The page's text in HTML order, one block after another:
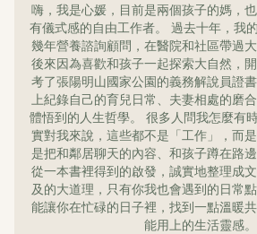
嗨，我是心媛，目前是兩個孩子的媽，
有儀式感的自由工作者。 過去十年，我
幾年營養諮詢顧問，在醫院和社區帶過
後來因為喜歡和孩子一起探索大自然，
考了張陽明山國家公園的義務解說員證
上紀錄自己的育兒日常、夫妻相處的磨
體悟到的人生哲學。 很多人問我怎麼有
實對我來說，這些都不是「工作」，而
是把和鄰居聊天的內容、和孩子蹲在路
從一本書裡得到的啟發，誠實地整理成
及的大道理，只有你我也會遇到的日常
能讓你在忙碌的日子裡，找到一點溫暖
能用上的生活靈感。